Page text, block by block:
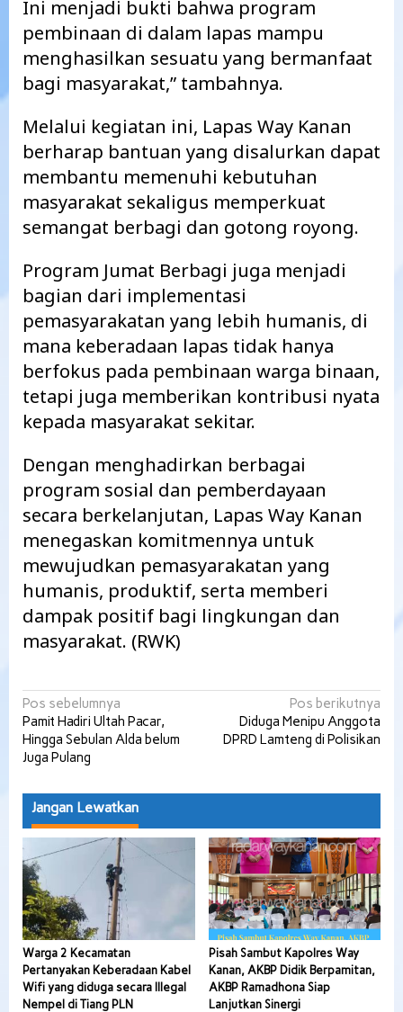
Ini menjadi bukti bahwa program
pembinaan di dalam lapas mampu
menghasilkan sesuatu yang bermanfaat
bagi masyarakat,” tambahnya.
Melalui kegiatan ini, Lapas Way Kanan
berharap bantuan yang disalurkan dapat
membantu memenuhi kebutuhan
masyarakat sekaligus memperkuat
semangat berbagi dan gotong royong.
Program Jumat Berbagi juga menjadi
bagian dari implementasi
pemasyarakatan yang lebih humanis, di
mana keberadaan lapas tidak hanya
berfokus pada pembinaan warga binaan,
tetapi juga memberikan kontribusi nyata
kepada masyarakat sekitar.
Dengan menghadirkan berbagai
program sosial dan pemberdayaan
secara berkelanjutan, Lapas Way Kanan
menegaskan komitmennya untuk
mewujudkan pemasyarakatan yang
humanis, produktif, serta memberi
dampak positif bagi lingkungan dan
masyarakat. (RWK)
Navigasi
pos
Pos sebelumnya
Pamit Hadiri Ultah Pacar,
Hingga Sebulan Alda belum
Juga Pulang
Pos berikutnya
Diduga Menipu Anggota
DPRD Lamteng di Polisikan
Jangan Lewatkan
Warga 2 Kecamatan
Pertanyakan Keberadaan Kabel
Wifi yang diduga secara Illegal
Nempel di Tiang PLN
Pisah Sambut Kapolres Way
Kanan, AKBP Didik Berpamitan,
AKBP Ramadhona Siap
Lanjutkan Sinergi